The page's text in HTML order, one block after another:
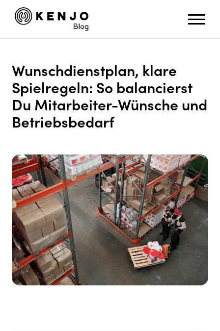
Wunschdienstplan, klare
Spielregeln: So balancierst
Du Mitarbeiter-Wünsche und
Betriebsbedarf